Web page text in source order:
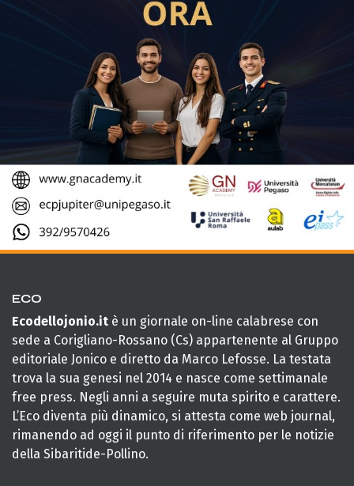
ECO
Ecodellojonio.it è un giornale on-line calabrese con
sede a Corigliano-Rossano (Cs) appartenente al Gruppo
editoriale Jonico e diretto da Marco Lefosse. La testata
trova la sua genesi nel 2014 e nasce come settimanale
free press. Negli anni a seguire muta spirito e carattere.
L’Eco diventa più dinamico, si attesta come web journal,
rimanendo ad oggi il punto di riferimento per le notizie
della Sibaritide-Pollino.